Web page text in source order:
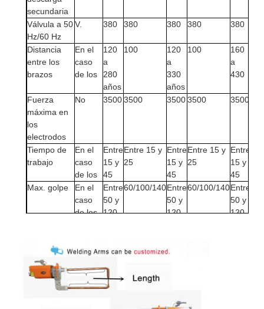
Productos
Sobre nosotros
secundaria
Válvula a 50
Hz/60 Hz
V. 380 380 380 380 380
Distancia
entre los
brazos
En el
caso
de los
120
a
280
años
100
120
a
330
años
100
160
a
430
Fuerza
máxima en
los
electrodos
No 3500 3500 3500 3500 3500
Tiempo de
trabajo
En el
caso
de los
Entre
15 y
45
Entre 15 y
25
Entre
15 y
45
Entre 15 y
25
Entre
15 y
45
Max. golpe
En el
caso
de los
Entre
50 y
120
60/100/140Entre
50 y
120
60/100/140Entre
50 y
120
de los
600
y
Suministro
MPa 0.5 0.5